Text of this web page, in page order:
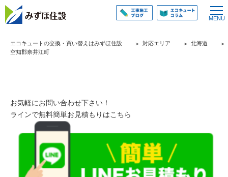
エコキュートの交換・買い替えはみずほ住設 対応エリア
北海道
空知郡奈井江町
お気軽にお問い合わせ下さい！
ラインで無料簡単お見積もりはこちら